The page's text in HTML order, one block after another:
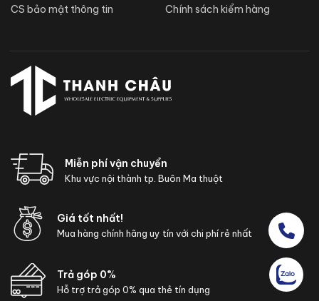
CS bảo mật thông tin
Chính sách kiểm hàng
Miễn phí vận chuyển
Khu vực nội thành tp. Buôn Ma thuột
Giá tốt nhất!
Mua hàng chính hãng uy tín với chi phí rẻ nhất
Trả góp 0%
Hỗ trợ trả góp 0% qua thẻ tín dụng